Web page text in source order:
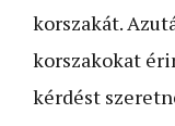
korszakát.
korszakokat
kérdést